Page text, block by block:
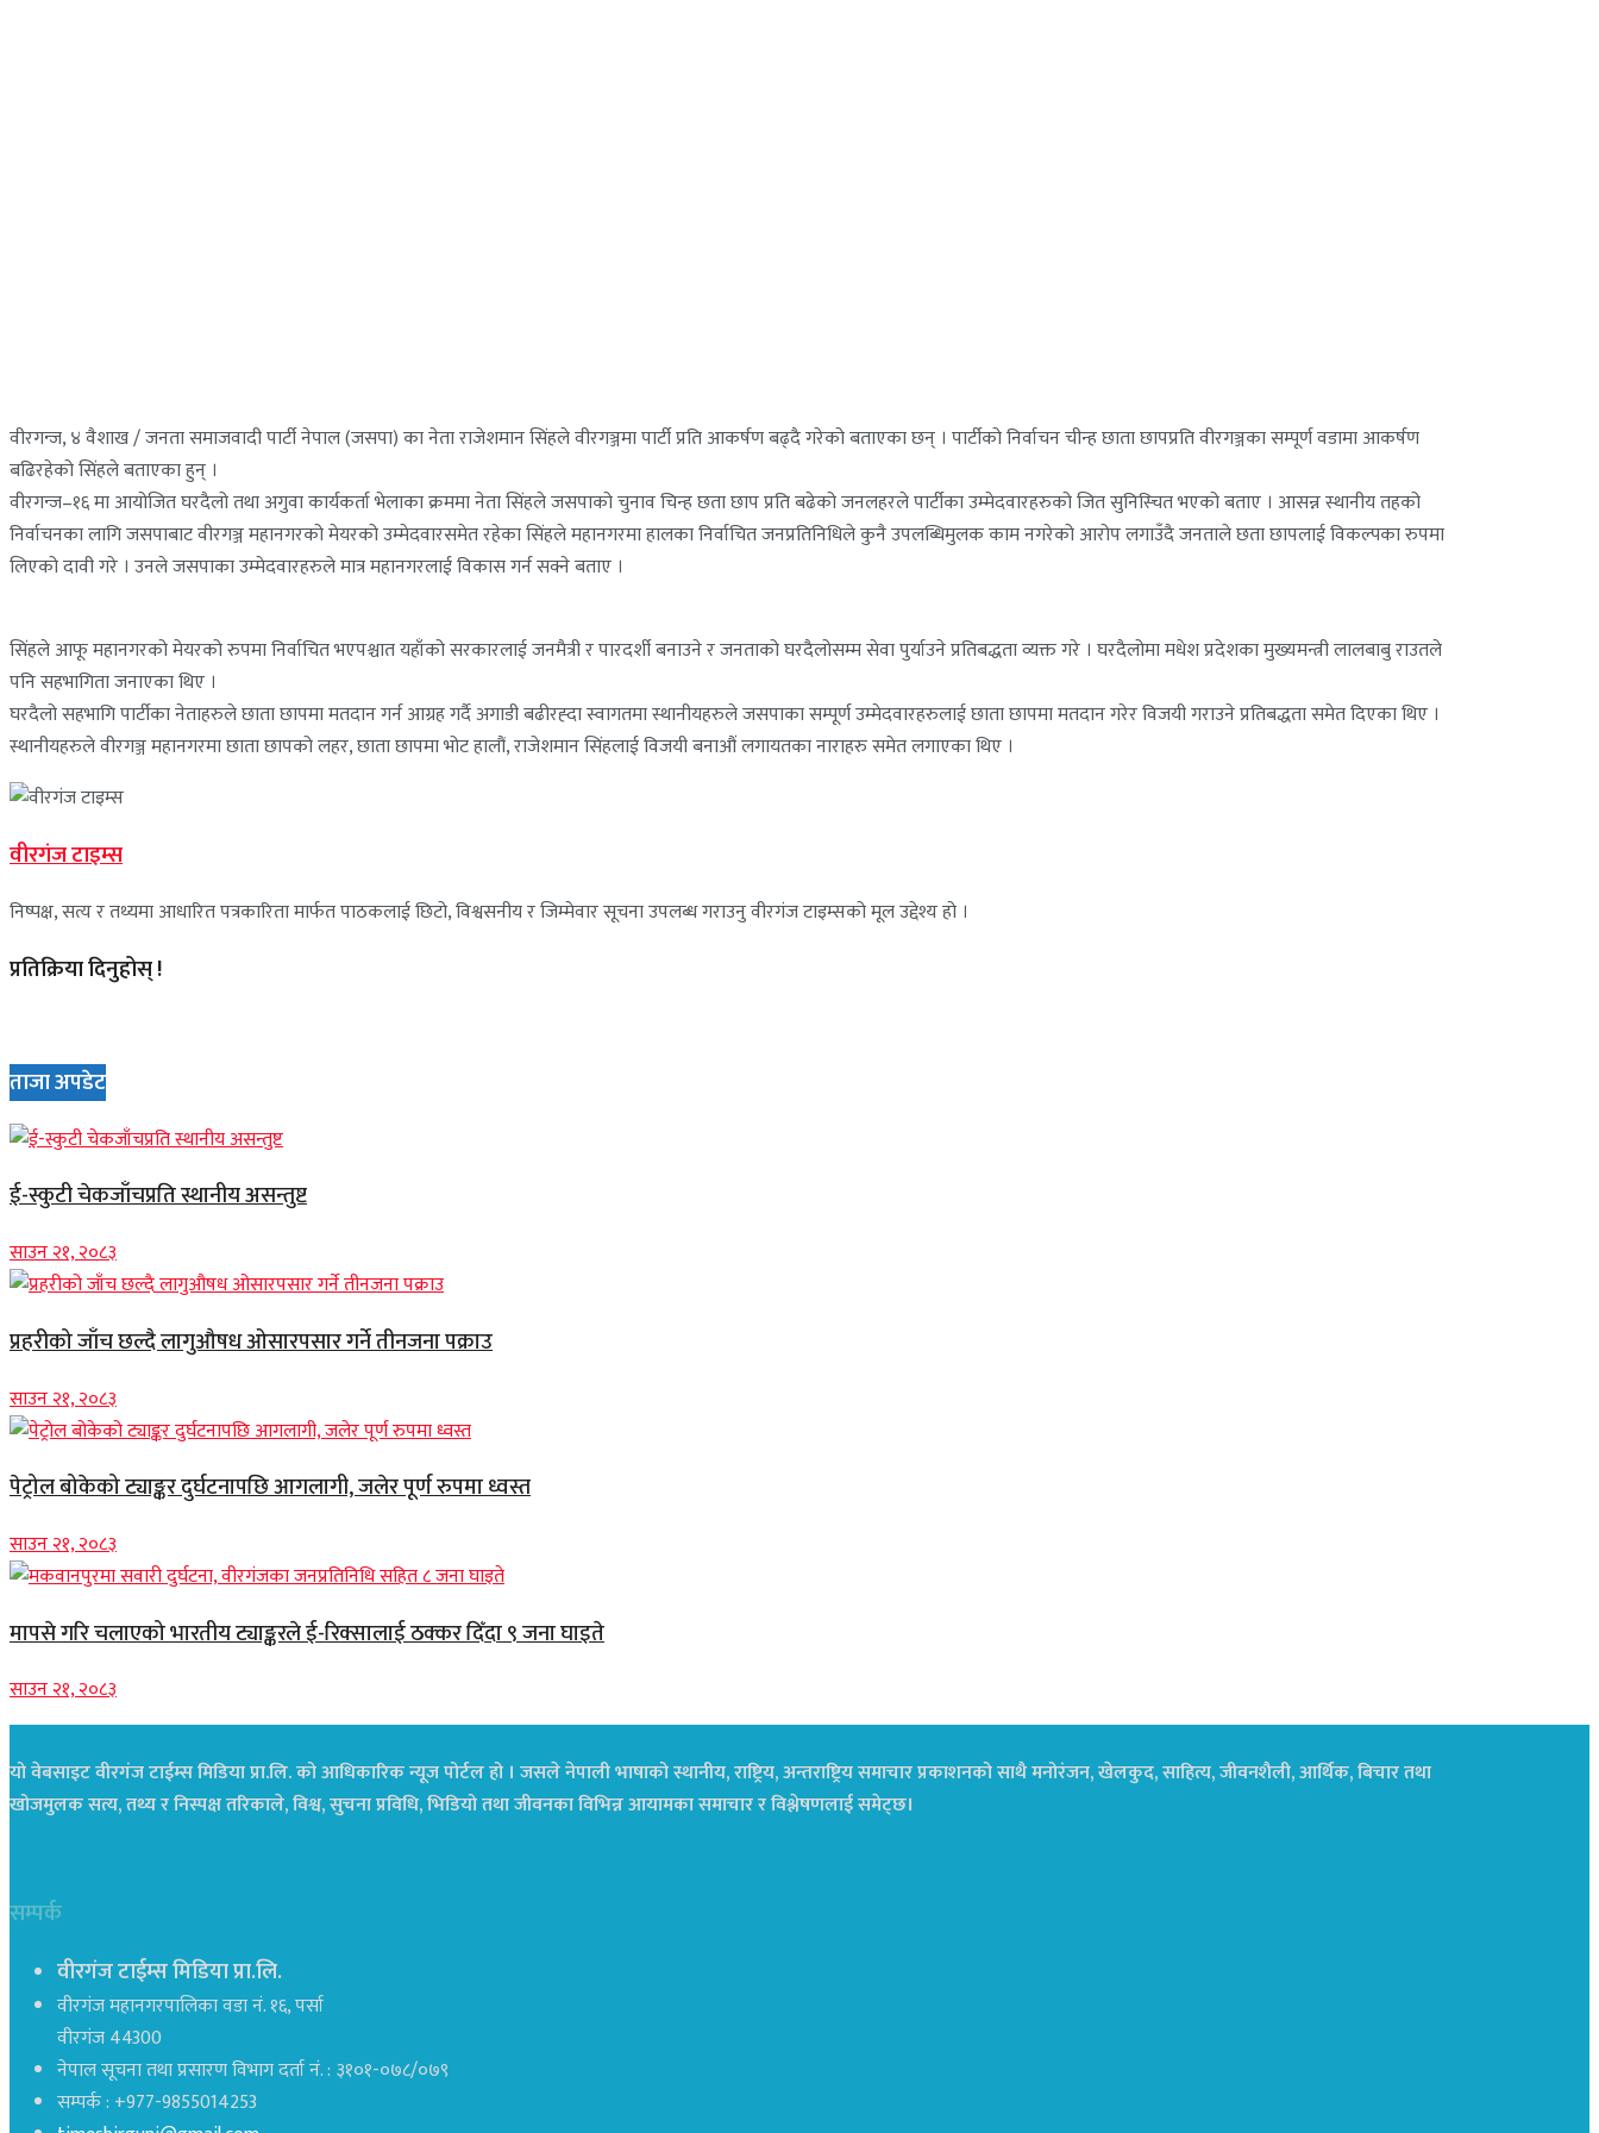
वीरगन्ज, ४ वैशाख / जनता समाजवादी पार्टी नेपाल (जसपा) का नेता राजेशमान सिंहले वीरगञ्जमा पार्टी प्रति आकर्षण बढ्दै गरेको बताएका छन् । पार्टीको निर्वाचन चीन्ह छाता छापप्रति वीरगञ्जका सम्पूर्ण वडामा आकर्षण
बढिरहेको सिंहले बताएका हुन् ।
वीरगन्ज–१६ मा आयोजित घरदैलो तथा अगुवा कार्यकर्ता भेलाका क्रममा नेता सिंहले जसपाको चुनाव चिन्ह छता छाप प्रति बढेको जनलहरले पार्टीका उम्मेदवारहरुको जित सुनिस्चित भएको बताए । आसन्न स्थानीय तहको
निर्वाचनका लागि जसपाबाट वीरगञ्ज महानगरको मेयरको उम्मेदवारसमेत रहेका सिंहले महानगरमा हालका निर्वाचित जनप्रतिनिधिले कुनै उपलब्धिमुलक काम नगरेको आरोप लगाउँदै जनताले छता छापलाई विकल्पका रुपमा
लिएको दावी गरे । उनले जसपाका उम्मेदवारहरुले मात्र महानगरलाई विकास गर्न सक्ने बताए ।
सिंहले आफू महानगरको मेयरको रुपमा निर्वाचित भएपश्चात यहाँको सरकारलाई जनमैत्री र पारदर्शी बनाउने र जनताको घरदैलोसम्म सेवा पुर्याउने प्रतिबद्धता व्यक्त गरे । घरदैलोमा मधेश प्रदेशका मुख्यमन्त्री लालबाबु राउतले
पनि सहभागिता जनाएका थिए ।
घरदैलो सहभागि पार्टीका नेताहरुले छाता छापमा मतदान गर्न आग्रह गर्दै अगाडी बढीरह्दा स्वागतमा स्थानीयहरुले जसपाका सम्पूर्ण उम्मेदवारहरुलाई छाता छापमा मतदान गरेर विजयी गराउने प्रतिबद्धता समेत दिएका थिए ।
स्थानीयहरुले वीरगञ्ज महानगरमा छाता छापको लहर, छाता छापमा भोट हालौं, राजेशमान सिंहलाई विजयी बनाऔं लगायतका नाराहरु समेत लगाएका थिए ।
वीरगंज टाइम्स
निष्पक्ष, सत्य र तथ्यमा आधारित पत्रकारिता मार्फत पाठकलाई छिटो, विश्वसनीय र जिम्मेवार सूचना उपलब्ध गराउनु वीरगंज टाइम्सको मूल उद्देश्य हो ।
प्रतिक्रिया दिनुहोस् !
ताजा अपडेट
ई-स्कुटी चेकजाँचप्रति स्थानीय असन्तुष्ट
साउन २१, २०८३
प्रहरीको जाँच छल्दै लागुऔषध ओसारपसार गर्ने तीनजना पक्राउ
साउन २१, २०८३
पेट्रोल बोकेको ट्याङ्कर दुर्घटनापछि आगलागी, जलेर पूर्ण रुपमा ध्वस्त
साउन २१, २०८३
मापसे गरि चलाएको भारतीय ट्याङ्करले ई-रिक्सालाई ठक्कर दिँदा ९ जना घाइते
साउन २१, २०८३
यो वेबसाइट वीरगंज टाईम्स मिडिया प्रा.लि. को आधिकारिक न्यूज पोर्टल हो । जसले नेपाली भाषाको स्थानीय, राष्ट्रिय, अन्तराष्ट्रिय समाचार प्रकाशनको साथै मनोरंजन, खेलकुद, साहित्य, जीवनशैली, आर्थिक, बिचार तथा
खोजमुलक सत्य, तथ्य र निस्पक्ष तरिकाले, विश्व, सुचना प्रविधि, भिडियो तथा जीवनका विभिन्न आयामका समाचार र विश्लेषणलाई समेट्छ।
सम्पर्क
वीरगंज टाईम्स मिडिया प्रा.लि.
वीरगंज महानगरपालिका वडा नं. १६, पर्सा
वीरगंज 44300
नेपाल सूचना तथा प्रसारण विभाग दर्ता नं. : ३१०१-०७८/०७९
सम्पर्क : +977-9855014253